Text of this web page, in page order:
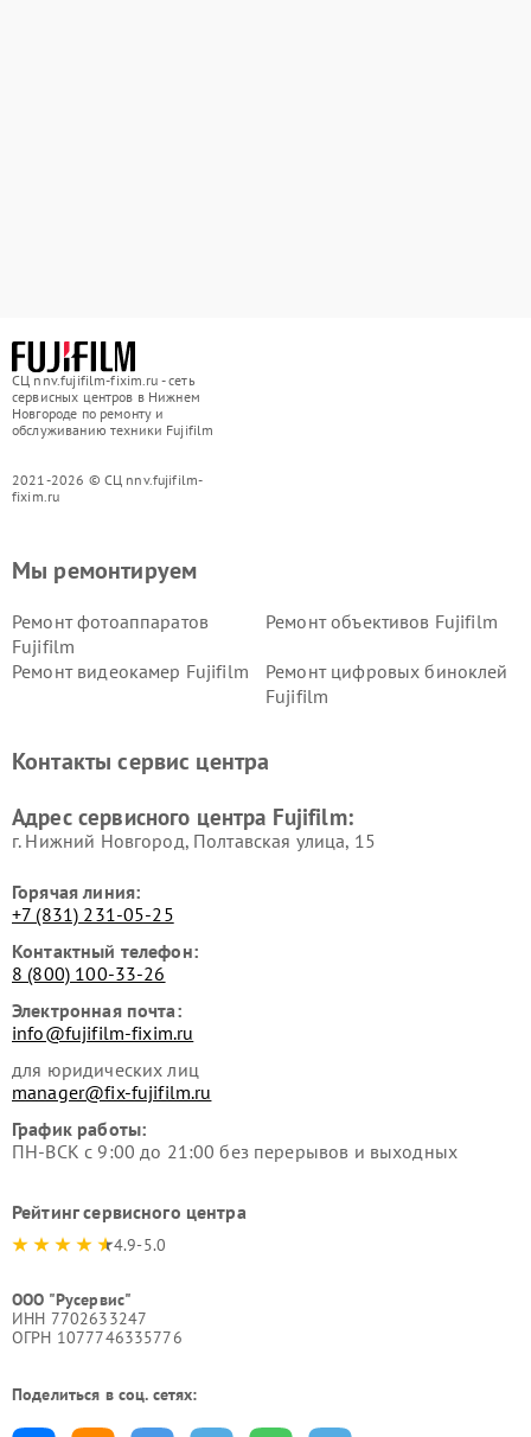
СЦ nnv.fujifilm-fixim.ru - сеть
сервисных центров в Нижнем
Новгороде по ремонту и
обслуживанию техники Fujifilm
2021-2026 © СЦ nnv.fujifilm-
fixim.ru
Мы ремонтируем
Ремонт фотоаппаратов
Fujifilm
Ремонт объективов Fujifilm
Ремонт видеокамер Fujifilm
Ремонт цифровых биноклей
Fujifilm
Контакты сервис центра
Адрес сервисного центра Fujifilm:
г. Нижний Новгород, Полтавская улица, 15
Горячая линия:
+7 (831) 231-05-25
Контактный телефон:
8 (800) 100-33-26
Электронная почта:
info@fujifilm-fixim.ru
для юридических лиц
manager@fix-fujifilm.ru
График работы:
ПН-ВСК с 9:00 до 21:00 без перерывов и выходных
Рейтинг сервисного центра
4.9-5.0
ООО "Русервис"
ИНН 7702633247
ОГРН 1077746335776
Поделиться в соц. сетях: